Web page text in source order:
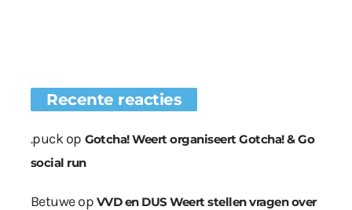
Recente reacties
.puckop Gotcha! Weert organiseert Gotcha! & Go
social run
Betuweop VVD en DUS Weert stellen vragen over